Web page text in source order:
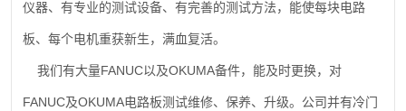
仪器、有专业的测试设备、有完善的测试方法，能使每块电路
板、每个电机重获新生，满血复活。
我们有大量FANUC以及OKUMA备件，能及时更换，对
FANUC及OKUMA电路板测试维修、保养、升级。公司并有冷门